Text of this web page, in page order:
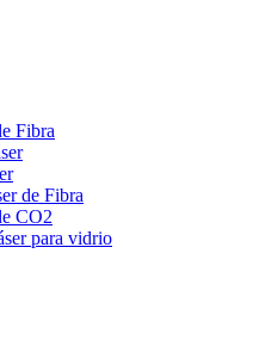
Fibra
de Fibra
CO2
para vidrio